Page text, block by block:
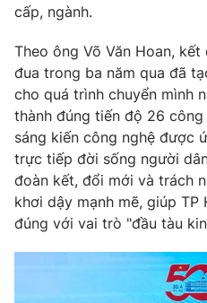
cấp, ngành.
Theo ông Võ Văn Hoan,
đua trong ba năm qua đã
cho quá trình chuyển mình
thành đúng tiến độ 26
sáng kiến công nghệ được
trực tiếp đời sống người
đoàn kết, đổi mới và trách
khơi dậy mạnh mẽ, giúp
đúng với vai trò "đầu tàu